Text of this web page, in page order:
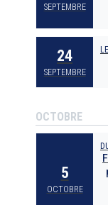
SEPTEMBRE
24
SEPTEMBRE
LE
OCTOBRE
5
OCTOBRE